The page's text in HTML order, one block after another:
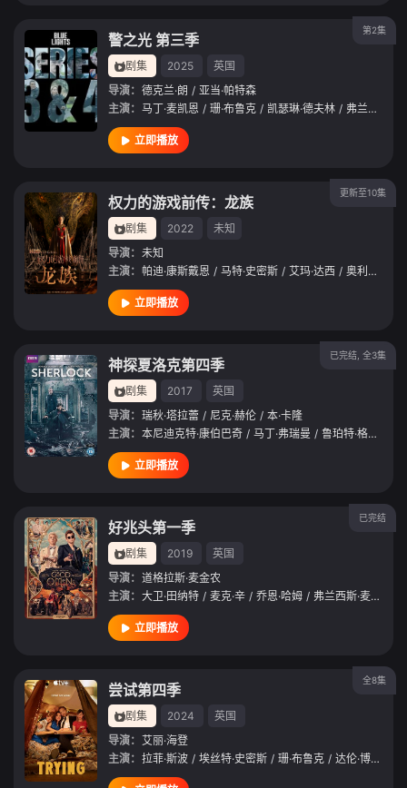
第2集
警之光 第三季
剧集 2025
英国
导演： 德克兰·朗 / 亚当·帕特森
主演： 马丁·麦凯恩 / 珊·布鲁克 / 凯瑟琳·德夫林 / 弗兰克·布莱克
立即播放
更新至10集
权力的游戏前传：龙族
剧集 2022
未知
导演： 未知
主演： 帕迪·康斯戴恩 / 马特·史密斯 / 艾玛·达西 / 奥利维亚·库克
立即播放
已完结, 全3集
神探夏洛克第四季
剧集 2017
英国
导演： 瑞秋·塔拉蕾 / 尼克·赫伦 / 本·卡隆
主演： 本尼迪克特·康伯巴奇 / 马丁·弗瑞曼 / 鲁珀特·格雷夫斯
立即播放
已完结
好兆头第一季
剧集 2019
英国
导演： 道格拉斯·麦金农
主演： 大卫·田纳特 / 麦克·辛 / 乔恩·哈姆 / 弗兰西斯·麦克多蒙德
立即播放
全8集
尝试第四季
剧集 2024
英国
导演： 艾丽·海登
主演： 拉菲·斯波 / 埃丝特·史密斯 / 珊·布鲁克 / 达伦·博伊德